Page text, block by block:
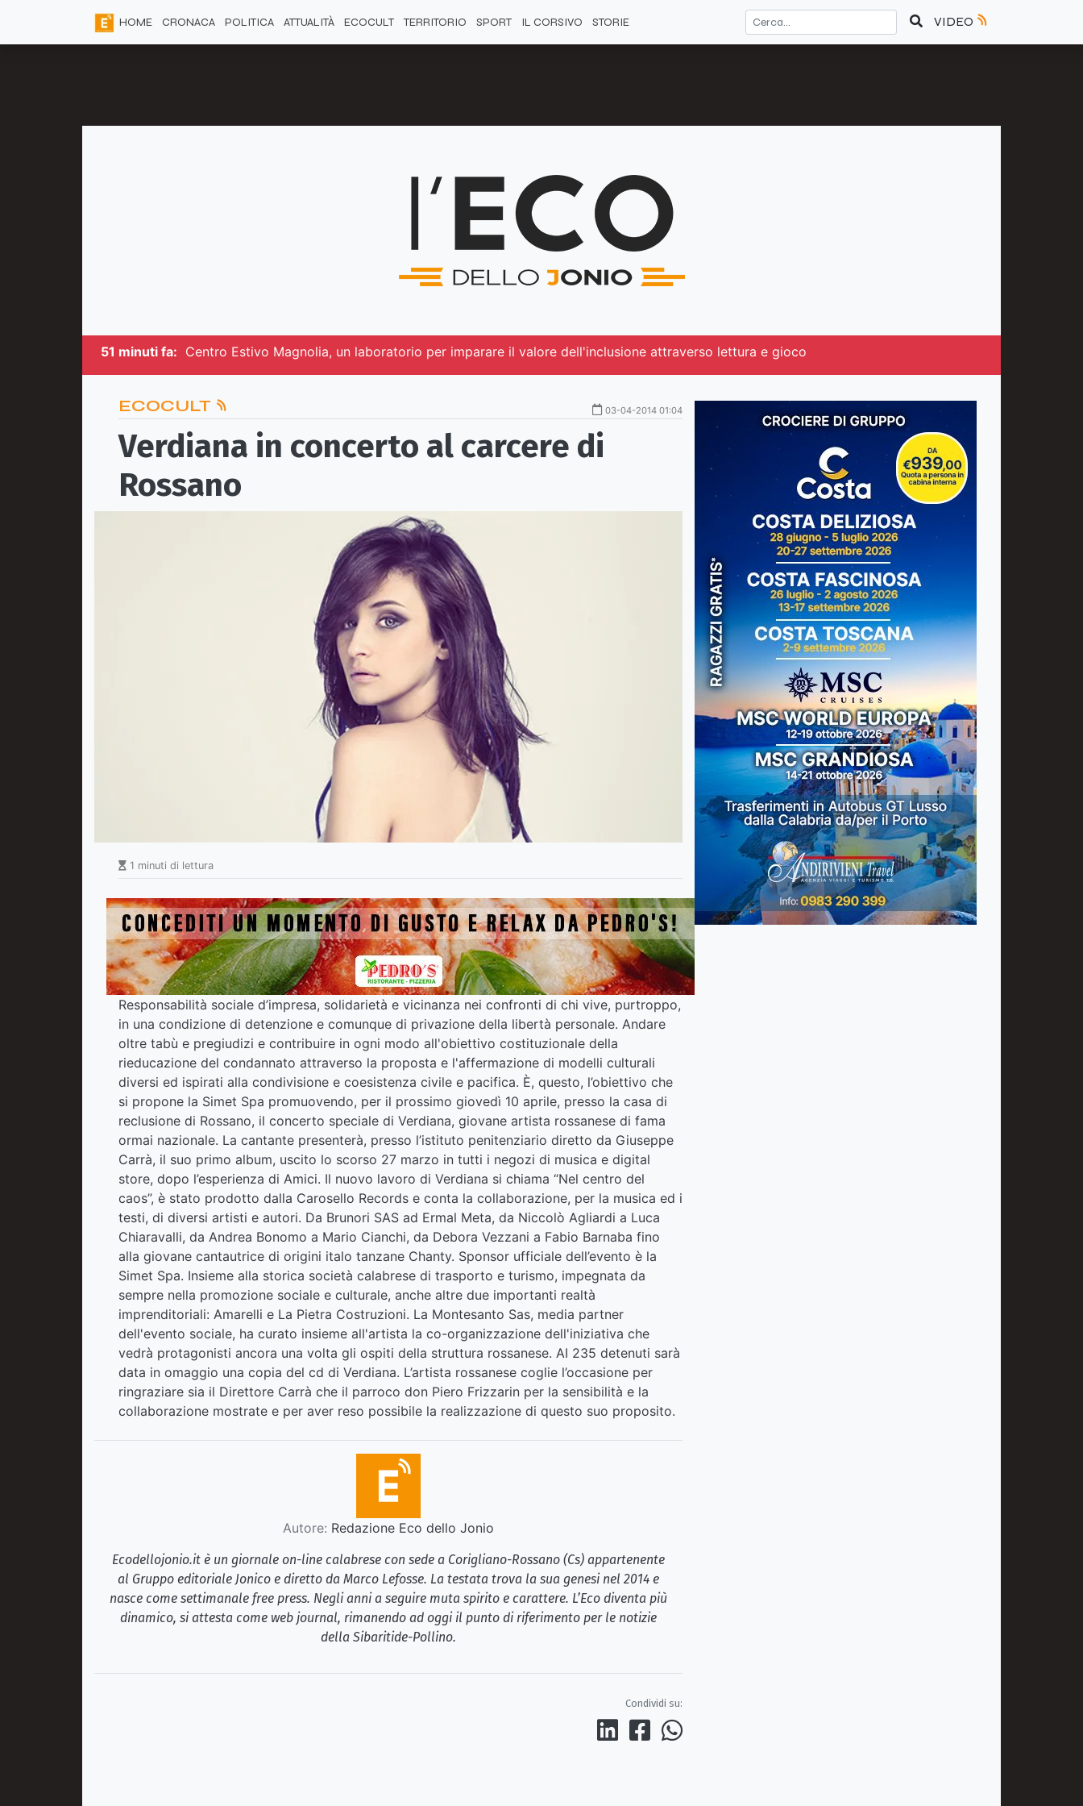
HOME CRONACA POLITICA ATTUALITÀ ECOCULT TERRITORIO SPORT IL CORSIVO STORIE VIDEO
51 minuti fa: Centro Estivo Magnolia, un laboratorio per imparare il valore dell'inclusione attraverso lettura e gioco
ECOCULT 03-04-2014 01:04
Verdiana in concerto al carcere di
Rossano
1 minuti di lettura
Responsabilità sociale d’impresa, solidarietà e vicinanza nei confronti di chi vive, purtroppo,
in una condizione di detenzione e comunque di privazione della libertà personale. Andare
oltre tabù e pregiudizi e contribuire in ogni modo all'obiettivo costituzionale della
rieducazione del condannato attraverso la proposta e l'affermazione di modelli culturali
diversi ed ispirati alla condivisione e coesistenza civile e pacifica. È, questo, l’obiettivo che
si propone la Simet Spa promuovendo, per il prossimo giovedì 10 aprile, presso la casa di
reclusione di Rossano, il concerto speciale di Verdiana, giovane artista rossanese di fama
ormai nazionale. La cantante presenterà, presso l’istituto penitenziario diretto da Giuseppe
Carrà, il suo primo album, uscito lo scorso 27 marzo in tutti i negozi di musica e digital
store, dopo l’esperienza di Amici. Il nuovo lavoro di Verdiana si chiama “Nel centro del
caos”, è stato prodotto dalla Carosello Records e conta la collaborazione, per la musica ed i
testi, di diversi artisti e autori. Da Brunori SAS ad Ermal Meta, da Niccolò Agliardi a Luca
Chiaravalli, da Andrea Bonomo a Mario Cianchi, da Debora Vezzani a Fabio Barnaba fino
alla giovane cantautrice di origini italo tanzane Chanty. Sponsor ufficiale dell’evento è la
Simet Spa. Insieme alla storica società calabrese di trasporto e turismo, impegnata da
sempre nella promozione sociale e culturale, anche altre due importanti realtà
imprenditoriali: Amarelli e La Pietra Costruzioni. La Montesanto Sas, media partner
dell'evento sociale, ha curato insieme all'artista la co-organizzazione dell'iniziativa che
vedrà protagonisti ancora una volta gli ospiti della struttura rossanese. AI 235 detenuti sarà
data in omaggio una copia del cd di Verdiana. L’artista rossanese coglie l’occasione per
ringraziare sia il Direttore Carrà che il parroco don Piero Frizzarin per la sensibilità e la
collaborazione mostrate e per aver reso possibile la realizzazione di questo suo proposito.
Autore: Redazione Eco dello Jonio
Ecodellojonio.it è un giornale on-line calabrese con sede a Corigliano-Rossano (Cs) appartenente
al Gruppo editoriale Jonico e diretto da Marco Lefosse. La testata trova la sua genesi nel 2014 e
nasce come settimanale free press. Negli anni a seguire muta spirito e carattere. L’Eco diventa più
dinamico, si attesta come web journal, rimanendo ad oggi il punto di riferimento per le notizie
della Sibaritide-Pollino.
Condividi su: